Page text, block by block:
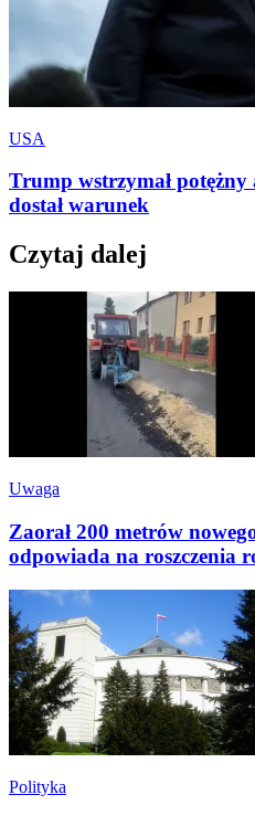
USA
Trump wstrzymał
dostał warunek
Czytaj dalej
Uwaga
Zaorał 200 metrów
odpowiada na roszczenia
Polityka